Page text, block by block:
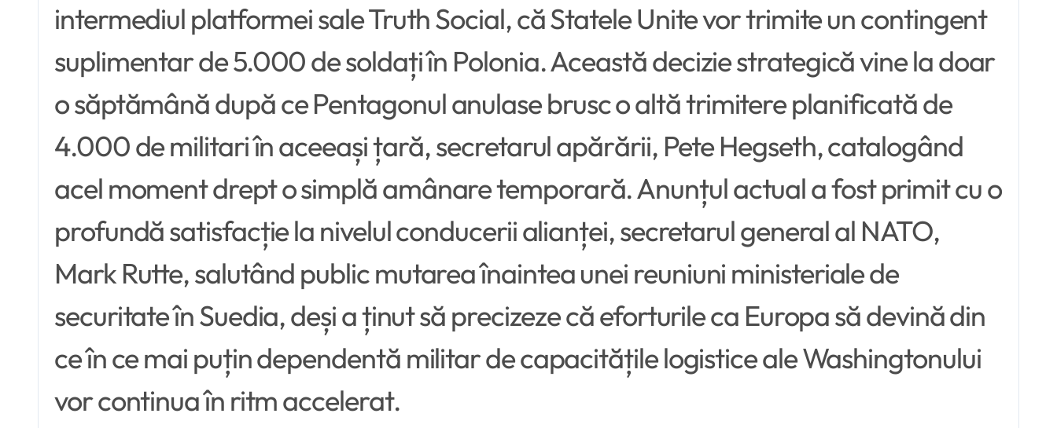
intermediul platformei sale Truth Social, că Statele Unite vor trimite un contingent
suplimentar de 5.000 de soldați în Polonia. Această decizie strategică vine la doar
o săptămână după ce Pentagonul anulase brusc o altă trimitere planificată de
4.000 de militari în aceeași țară, secretarul apărării, Pete Hegseth, catalogând
acel moment drept o simplă amânare temporară. Anunțul actual a fost primit cu o
profundă satisfacție la nivelul conducerii alianței, secretarul general al NATO,
Mark Rutte, salutând public mutarea înaintea unei reuniuni ministeriale de
securitate în Suedia, deși a ținut să precizeze că eforturile ca Europa să devină din
ce în ce mai puțin dependentă militar de capacitățile logistice ale Washingtonului
vor continua în ritm accelerat.